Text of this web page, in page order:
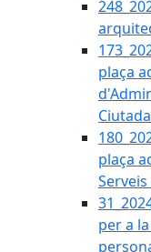
plaça
plaça
per a